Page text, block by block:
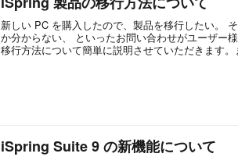
新しい PC を購入したので、製品を移行したい。
か分からない、 といったお問い合わせがユーザー
移行方法について簡単に説明させていただきます
iSpring Suite 9 の新機能について